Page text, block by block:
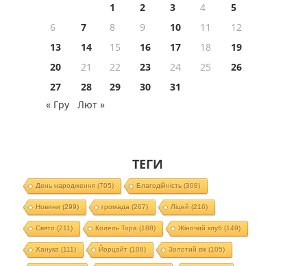
1
2 3 4
5
6
7 8 9 10 11
12
13
14 15 16 17 18
19
20
21 22 23 24 25
26
27
28 29 30
31
« Гру
Лют »
ТЕГИ
День народження(705) Благодійність(308)
Новини (299) громада (267) Ліцей (216)
Свято (211) Колель Тора (188) Жіночий клуб (149)
Ханука (111) Йорцайт (108) Золотий вік(105)